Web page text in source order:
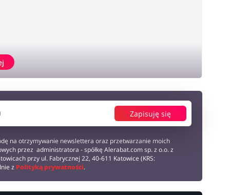
Zapisuję się
na otrzymywanie newslettera oraz przetwarzanie moich
przez administratora - spółkę Alerabat.com sp. z o.o. z
przy ul. Fabrycznej 22, 40-611 Katowice (KRS:
z Polityką prywatności.